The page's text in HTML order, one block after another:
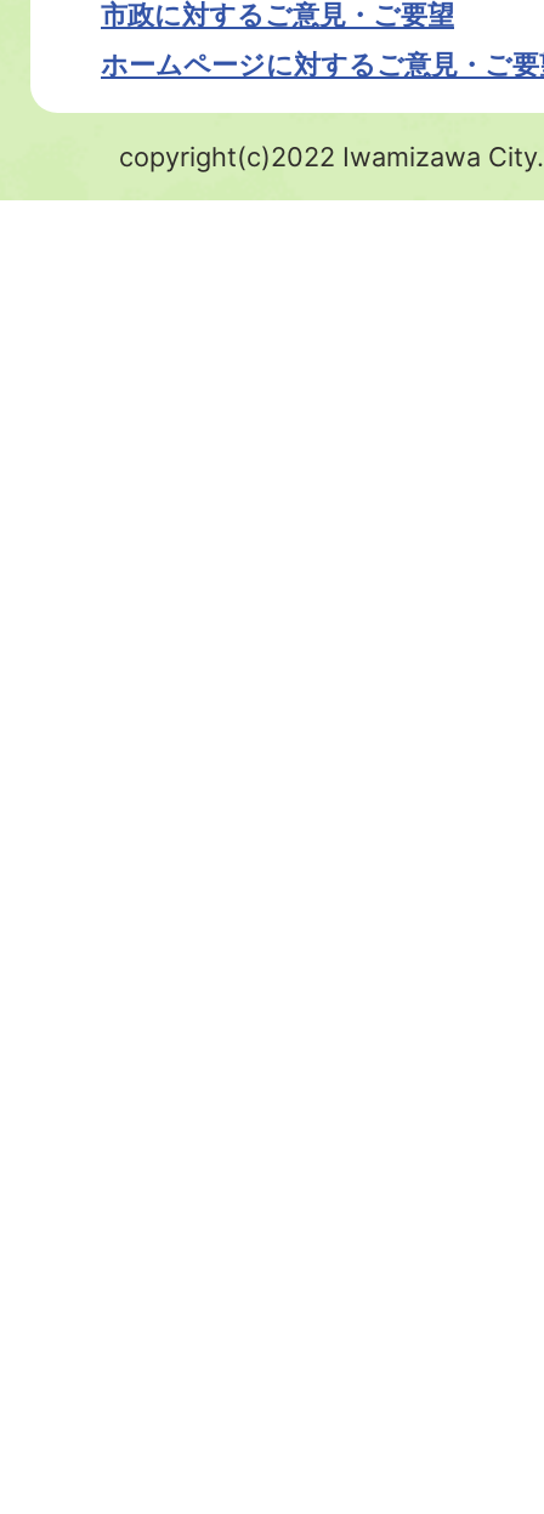
市政に対するご意見・ご要望
ホームページに対するご意見・ご
copyright(c)2022 Iwamizawa